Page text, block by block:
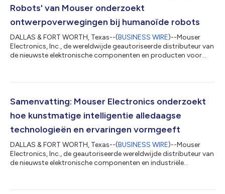
Robots' van Mouser onderzoekt
ontwerpoverwegingen bij humanoïde robots
DALLAS & FORT WORTH, Texas--(BUSINESS WIRE)--Mouser
Electronics, Inc., de wereldwijde geautoriseerde distributeur van
de nieuwste elektronische componenten en producten voor
technologiereeks: Rise of the Robots. Deze aflevering
robots en hun transformatiepotentieel. De reeks laat zien hoe
deze robots zich hebben ontwik...
Samenvatting: Mouser Electronics onderzoekt
hoe kunstmatige intelligentie alledaagse
technologieën en ervaringen vormgeeft
DALLAS & FORT WORTH, Texas--(BUSINESS WIRE)--Mouser
Electronics, Inc., de geautoriseerde wereldwijde distributeur van
de nieuwste elektronische componenten en industriële
Together (EIT)-technologiereeks: Engineering AI for Daily Life.